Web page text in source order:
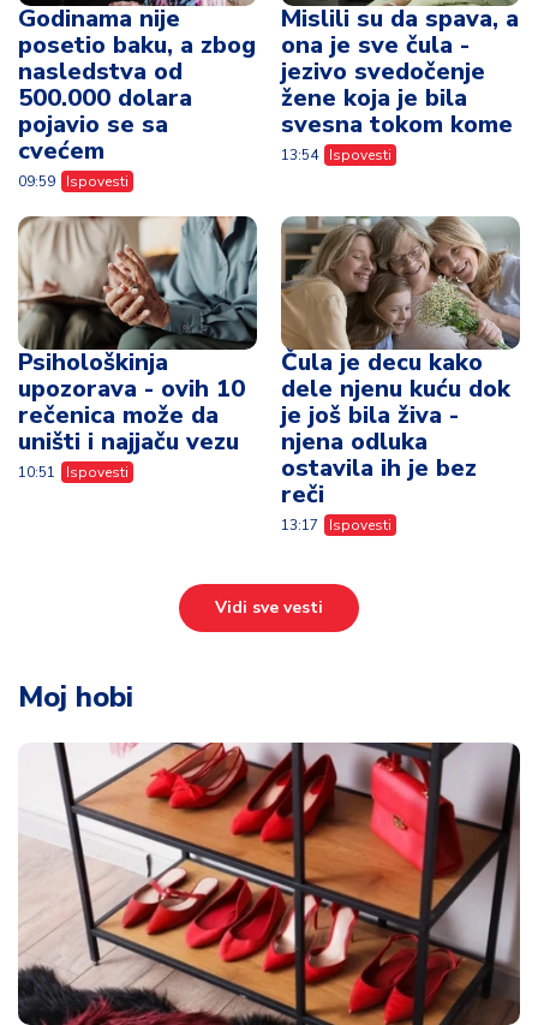
Godinama nije
posetio baku, a zbog
nasledstva od
500.000 dolara
pojavio se sa
cvećem
09:59 Ispovesti
Mislili su da spava, a
ona je sve čula -
jezivo svedočenje
žene koja je bila
svesna tokom kome
13:54 Ispovesti
Psihološkinja
upozorava - ovih 10
rečenica može da
uništi i najjaču vezu
10:51 Ispovesti
Čula je decu kako
dele njenu kuću dok
je još bila živa -
njena odluka
ostavila ih je bez
reči
13:17 Ispovesti
Vidi sve vesti
Moj hobi